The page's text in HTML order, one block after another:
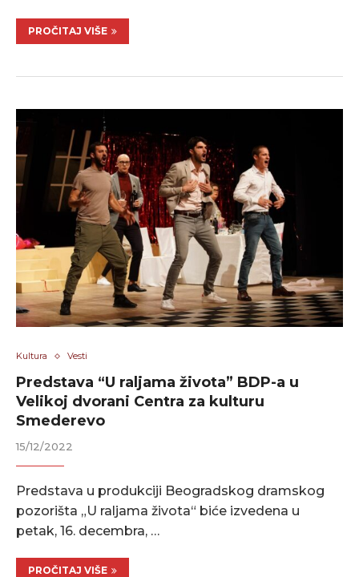
PROČITAJ VIŠE
Kultura Vesti
Predstava “U raljama života” BDP-a u
Velikoj dvorani Centra za kulturu
Smederevo
15/12/2022
Predstava u produkciji Beogradskog dramskog
pozorišta „U raljama života“ biće izvedena u
petak, 16. decembra, …
PROČITAJ VIŠE